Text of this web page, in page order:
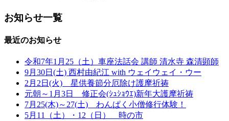
お知らせ一覧
最近のお知らせ
令和7年1月25（土）車座法話会 講師 清水寺 森清顕師
9月30日(土) 西村由紀江 with ウェイウェイ・ウー
2月2日(火) 星供養節分厄除け護摩祈祷
元朝～1月3日 修正会(ｼｭｼｮｳｴ)新年大護摩祈祷
7月25(木)～27(土) わんぱく小僧修行体験！
5月11（土）・12（日） 時の市